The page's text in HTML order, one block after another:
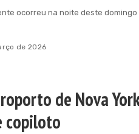
ocorreu na noite deste
de 2026
de Nova
copiloto